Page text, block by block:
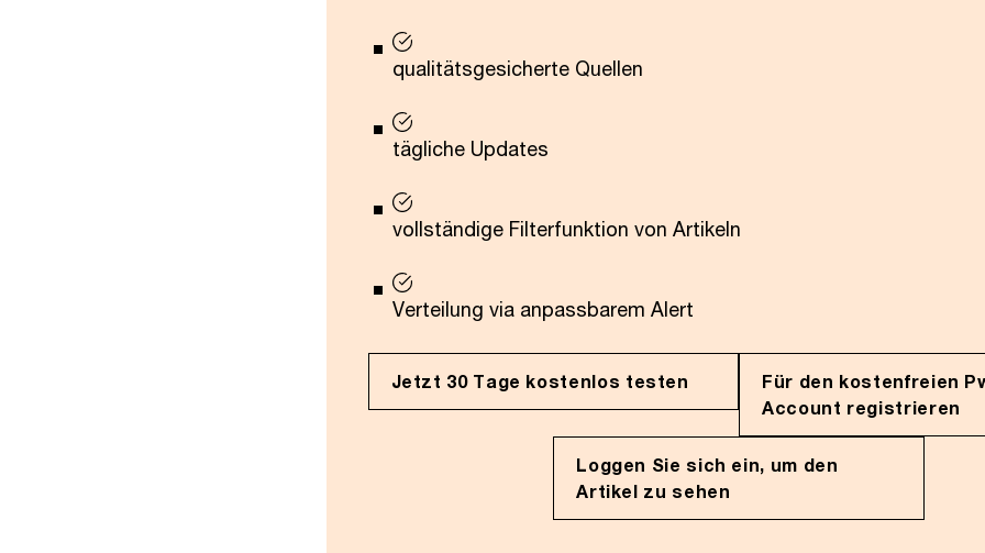
qualitätsgesicherte Quellen
tägliche Updates
vollständige Filterfunktion von Artikeln
Verteilung via anpassbarem Alert
Jetzt 30 Tage kostenlos testen
Für den kostenfreien
Account registrieren
Loggen Sie sich ein, um den
Artikel zu sehen